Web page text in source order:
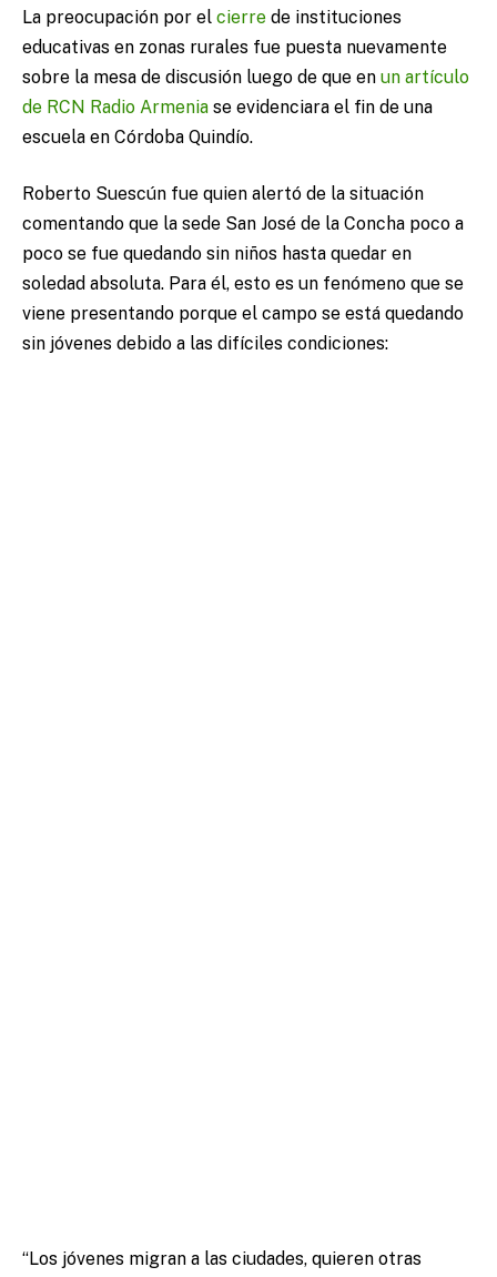
La preocupación por el cierre de instituciones
educativas en zonas rurales fue puesta nuevamente
sobre la mesa de discusión luego de que en un artículo
de RCN Radio Armenia se evidenciara el fin de una
escuela en Córdoba Quindío.
Roberto Suescún fue quien alertó de la situación
comentando que la sede San José de la Concha poco a
poco se fue quedando sin niños hasta quedar en
soledad absoluta. Para él, esto es un fenómeno que se
viene presentando porque el campo se está quedando
sin jóvenes debido a las difíciles condiciones:
“Los jóvenes migran a las ciudades, quieren otras